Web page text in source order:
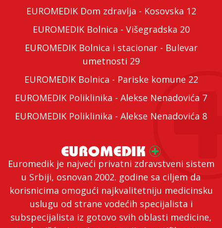
Euromedik je najveći privatni zdravstveni sistem
u Srbiji, osnovan 2002. godine sa ciljem da
korisnicima omogući najkvalitetniju medicinsku
uslugu od strane vodećih specijalista i
subspecijalista iz gotovo svih oblasti medicine,
EUROMEDIK Dom zdravlja - Kosovska 12
EUROMEDIK Bolnica - Višegradska 20
EUROMEDIK Bolnica i stacionar - Bulevar
umetnosti 29
EUROMEDIK Bolnica - Pariske komune 22
EUROMEDIK Poliklinika - Alekse Nenadovića 7
EUROMEDIK Poliklinika - Alekse Nenadovića 8